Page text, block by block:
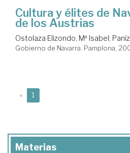
Cultura y élites de
de los Austrias
Ostolaza Elizondo, Mª Isabel;
Gobierno de Navarra. Pamplona,
« 1
Materias